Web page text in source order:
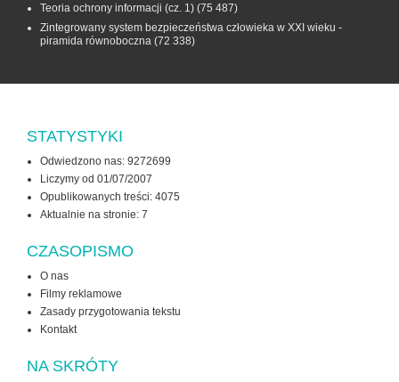
Teoria ochrony informacji (cz. 1) (75 487)
Zintegrowany system bezpieczeństwa człowieka w XXI wieku -
piramida równoboczna (72 338)
STATYSTYKI
Odwiedzono nas: 9272699
Liczymy od 01/07/2007
Opublikowanych treści: 4075
Aktualnie na stronie: 7
CZASOPISMO
O nas
Filmy reklamowe
Zasady przygotowania tekstu
Kontakt
NA SKRÓTY